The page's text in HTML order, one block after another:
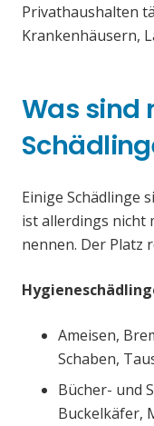
Privathaushalten
Krankenhäusern,
Was sind
Einige Schädlinge
ist allerdings nicht
nennen. Der Platz
Ameisen,
Schaben,
Bücher- und
Buckelkäfer,